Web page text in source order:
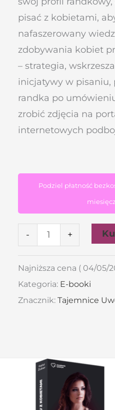
pisać z kobietami,
nafaszerowany
zdobywania kobiet
– strategia,
inicjatywy w pisaniu,
randka po
zrobić zdjęcia na
internetowych
Podziel płatność
- +
Najniższa cena ( 04/05/
Kategoria: E-booki
Znacznik: Tajemnice